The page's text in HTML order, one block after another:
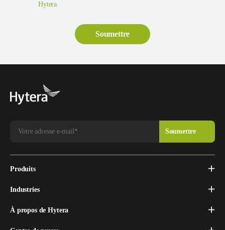
Hytera
Produits
Industries
À propos de Hytera